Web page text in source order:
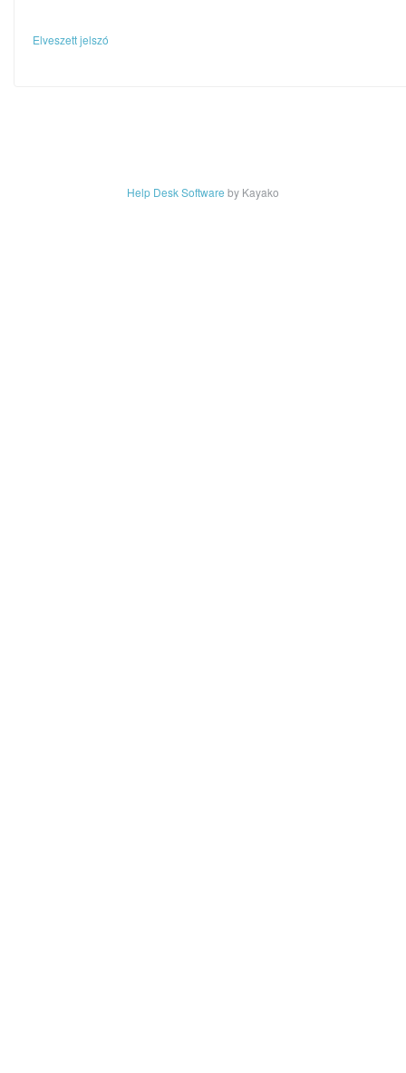
Elveszett jelszó
Help Desk Software by Kayako